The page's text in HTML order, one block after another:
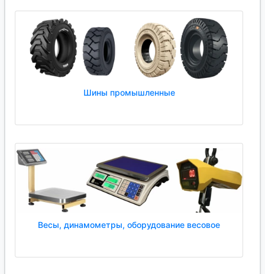
Шины промышленные
Весы, динамометры, оборудование весовое